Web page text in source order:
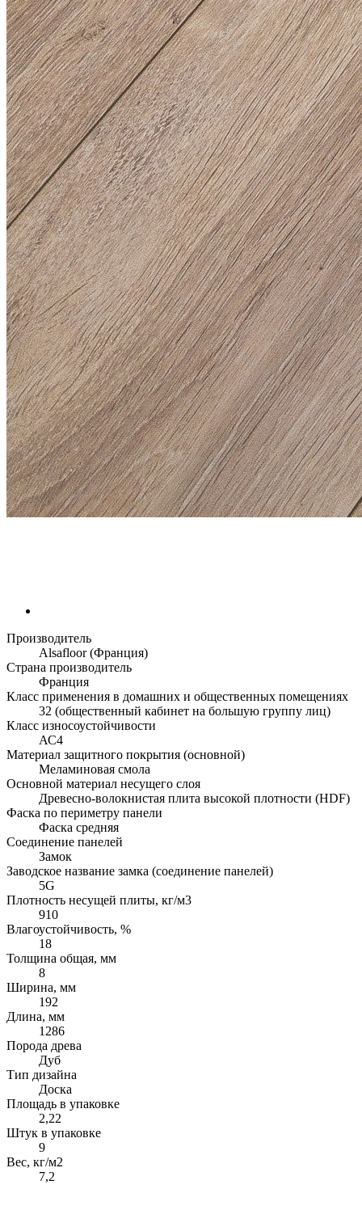
Производитель
Alsafloor (Франция)
Страна производитель
Франция
Класс применения в домашних и общественных помещениях
32 (общественный кабинет на большую группу лиц)
Класс износоустойчивости
АС4
Материал защитного покрытия (основной)
Меламиновая смола
Основной материал несущего слоя
Древесно-волокнистая плита высокой плотности (HDF)
Фаска по периметру панели
Фаска средняя
Соединение панелей
Замок
Заводское название замка (соединение панелей)
5G
Плотность несущей плиты, кг/м3
910
Влагоустойчивость, %
18
Толщина общая, мм
8
Ширина, мм
192
Длина, мм
1286
Порода древа
Дуб
Тип дизайна
Доска
Площадь в упаковке
2,22
Штук в упаковке
9
Вес, кг/м2
7,2